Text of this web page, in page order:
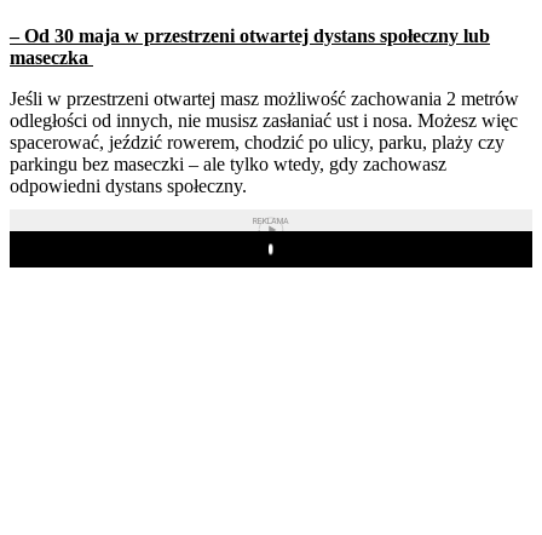
– Od 30 maja w przestrzeni otwartej dystans społeczny lub
maseczka
Jeśli w przestrzeni otwartej masz możliwość zachowania 2 metrów
odległości od innych, nie musisz zasłaniać ust i nosa. Możesz więc
spacerować, jeździć rowerem, chodzić po ulicy, parku, plaży czy
parkingu bez maseczki – ale tylko wtedy, gdy zachowasz
odpowiedni dystans społeczny.
REKLAMA
Play